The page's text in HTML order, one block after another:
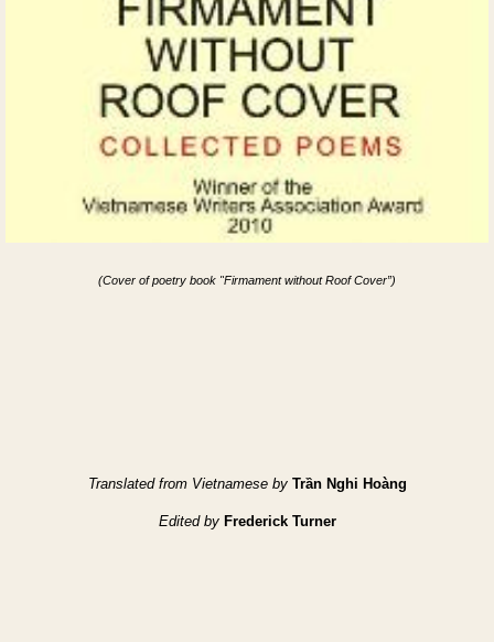
(Cover of poetry book "Firmament without Roof Cover”)
Translated from Vietnamese by Trần Nghi Hoàng
Edited by Frederick Turner